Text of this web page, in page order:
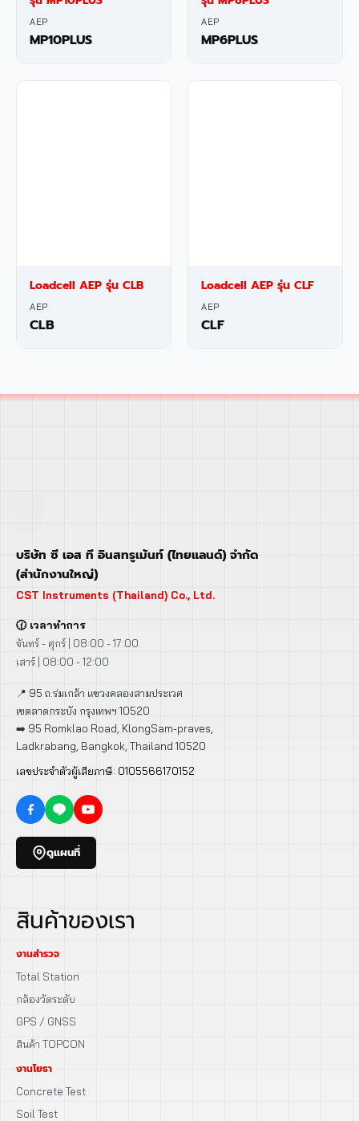
AEP
MP10PLUS
AEP
MP6PLUS
Loadcell AEP รุ่น CLB
AEP
CLB
Loadcell AEP รุ่น CLF
AEP
CLF
บริษัท ซี เอส ที อินสทรูเม้นท์ (ไทยแลนด์) จำกัด
(สำนักงานใหญ่)
CST Instruments (Thailand) Co., Ltd.
🕜 เวลาทำการ
จันทร์ - ศุกร์ | 08:00 - 17:00
เสาร์ | 08:00 - 12:00
📍 95 ถ.ร่มเกล้า แขวงคลองสามประเวศ
เขตลาดกระบัง กรุงเทพฯ 10520
➡️ 95 Romklao Road, KlongSam-praves,
Ladkrabang, Bangkok, Thailand 10520
เลขประจำตัวผู้เสียภาษี: 0105566170152
ดูแผนที่
สินค้าของเรา
งานสำรวจ
Total Station
กล้องวัดระดับ
GPS / GNSS
สินค้า TOPCON
งานโยธา
Concrete Test
Soil Test